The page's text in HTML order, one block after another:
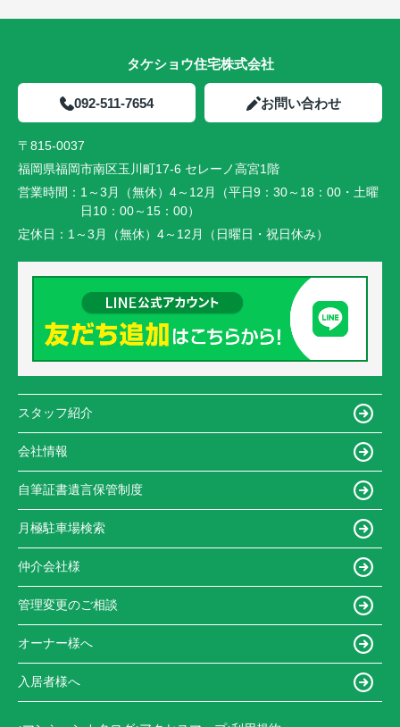
タケショウ住宅株式会社
092-511-7654 お問い合わせ
〒815-0037
福岡県福岡市南区玉川町17-6 セレーノ高宮1階
営業時間： 1～3月（無休）4～12月（平日9：30～18：00・土曜
日10：00～15：00）
定休日： 1～3月（無休）4～12月（日曜日・祝日休み）
スタッフ紹介
会社情報
自筆証書遺言保管制度
月極駐車場検索
仲介会社様
管理変更のご相談
オーナー様へ
入居者様へ